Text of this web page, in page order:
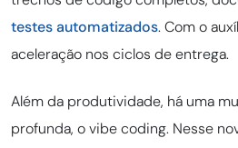
testes automatizados. Com o
aceleração nos ciclos de entrega.
Além da produtividade, há uma
profunda, o vibe coding. Nesse